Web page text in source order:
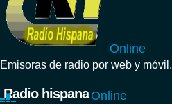
Online
Emisoras de radio por web y móvil.
Radio hispana Online